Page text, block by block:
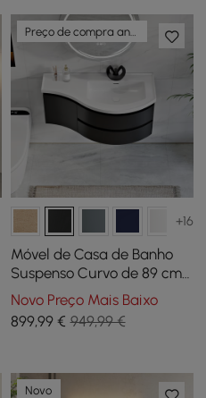
+16
Móvel de Casa de Banho
Suspenso Curvo de 89 cm
com Lavatório e
Arrumação
Novo Preço Mais Baixo
899,99€ 949,99 €
Novo